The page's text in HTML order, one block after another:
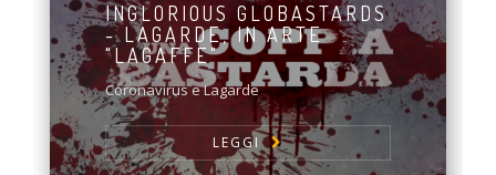
INGLORIOUS GLOBASTARDS
- LAGARDE, IN ARTE
"LAGAFFE"
Coronavirus e Lagarde
LEGGI